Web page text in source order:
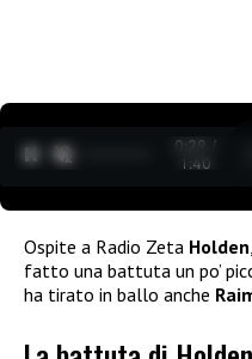
0:30 /
1:40
Ospite a Radio Zeta Holden
fatto una battuta un po’
ha tirato in ballo anche